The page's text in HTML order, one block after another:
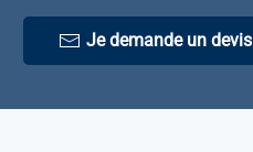
Je demande un devis